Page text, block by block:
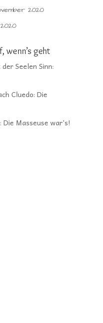
2020
wenn’s geht
Seelen Sinn:
Cluedo: Die
Masseuse war’s!